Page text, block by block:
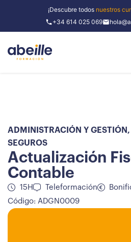
¡Descubre todos nuestros
+34 614 025 069
ADMINISTRACIÓN Y GESTIÓN ,
SEGUROS
Actualización
Contable
15H Teleformación
Código: ADGN0009